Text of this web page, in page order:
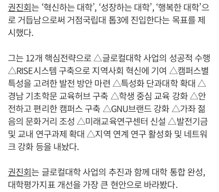
권진회는 ‘혁신하는 대학’, ‘성장하는 대학’, ‘행복한 대학’으
로 거듭남으로써 거점국립대 톱3에 진입한다는 목표를 제
시했다.
그는 12개 핵심전략으로 △글로컬대학 사업의 성공적 수행
△RISE시스템 구축으로 지역사회 혁신에 기여 △캠퍼스별
특성을 고려한 발전 방안 마련 △특성화 단과대학 확대 △
경남 기초학문 교육허브 구축 △학생 중심 교육 강화 △안
전하고 편리한 캠퍼스 구축 △GNU브랜드 강화 △가좌 젊
음의 문화거리 조성 △미래교육연구센터 신설 △발전기금
및 교내 연구과제 확대 △지역 연계 연구 활성화 및 네트워
크 강화 등을 내놨다.
권진회는 글로컬대학 사업의 추진과 함께 대학 통합 완성,
대학평가지표 개선을 가장 큰 현안으로 바라봤다.